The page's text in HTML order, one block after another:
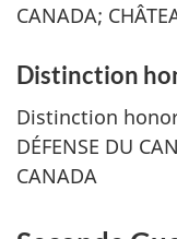
CANADA;
Distinction
Distinction
DÉFENSE DU
CANADA